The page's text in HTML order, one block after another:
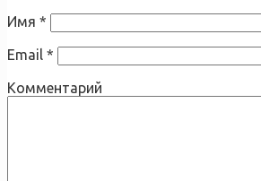
Имя *
Email *
Комментарий